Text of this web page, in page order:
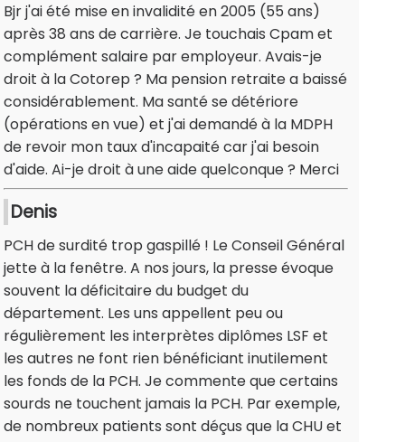
Bjr j'ai été mise en invalidité en 2005 (55 ans)
après 38 ans de carrière. Je touchais Cpam et
complément salaire par employeur. Avais-je
droit à la Cotorep ? Ma pension retraite a baissé
considérablement. Ma santé se détériore
(opérations en vue) et j'ai demandé à la MDPH
de revoir mon taux d'incapaité car j'ai besoin
d'aide. Ai-je droit à une aide quelconque ? Merci
Denis
PCH de surdité trop gaspillé ! Le Conseil Général
jette à la fenêtre. A nos jours, la presse évoque
souvent la déficitaire du budget du
département. Les uns appellent peu ou
régulièrement les interprètes diplômes LSF et
les autres ne font rien bénéficiant inutilement
les fonds de la PCH. Je commente que certains
sourds ne touchent jamais la PCH. Par exemple,
de nombreux patients sont déçus que la CHU et